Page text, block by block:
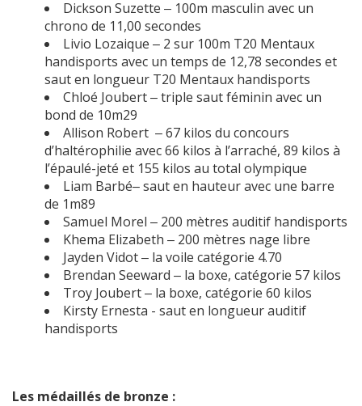
Dickson Suzette ‒ 100m masculin avec un
chrono de 11,00 secondes
Livio Lozaique ‒ 2 sur 100m T20 Mentaux
handisports avec un temps de 12,78 secondes et
saut en longueur T20 Mentaux handisports
Chloé Joubert ‒ triple saut féminin avec un
bond de 10m29
Allison Robert ‒ 67 kilos du concours
d’haltérophilie avec 66 kilos à l’arraché, 89 kilos à
l’épaulé-jeté et 155 kilos au total olympique
Liam Barbé‒ saut en hauteur avec une barre
de 1m89
Samuel Morel ‒ 200 mètres auditif handisports
Khema Elizabeth ‒ 200 mètres nage libre
Jayden Vidot ‒ la voile catégorie 4.70
Brendan Seeward ‒ la boxe, catégorie 57 kilos
Troy Joubert ‒ la boxe, catégorie 60 kilos
Kirsty Ernesta - saut en longueur auditif
handisports
Les médaillés de bronze :